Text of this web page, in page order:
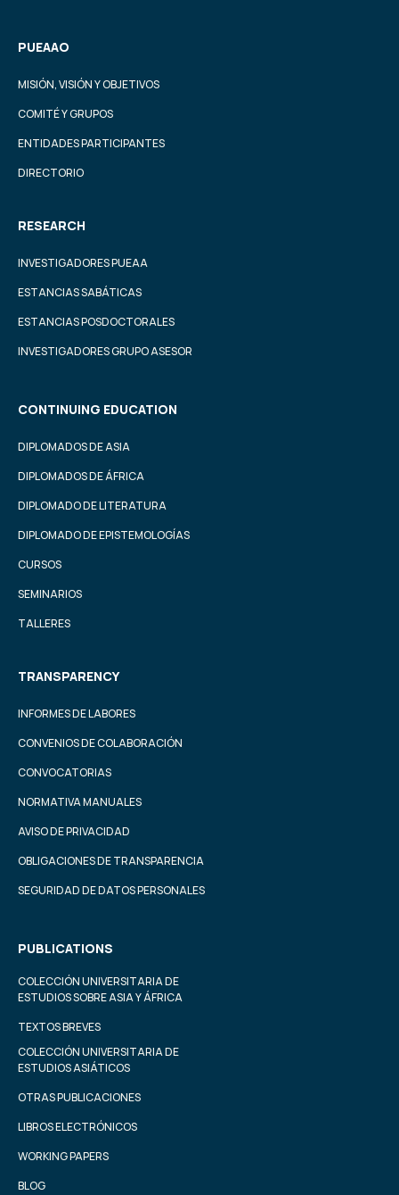
PUEAAO
MISIÓN, VISIÓN Y OBJETIVOS
COMITÉ Y GRUPOS
ENTIDADES PARTICIPANTES
DIRECTORIO
RESEARCH
INVESTIGADORES PUEAA
ESTANCIAS SABÁTICAS
ESTANCIAS POSDOCTORALES
INVESTIGADORES GRUPO ASESOR
CONTINUING EDUCATION
DIPLOMADOS DE ASIA
DIPLOMADOS DE ÁFRICA
DIPLOMADO DE LITERATURA
DIPLOMADO DE EPISTEMOLOGÍAS
CURSOS
SEMINARIOS
TALLERES
TRANSPARENCY
INFORMES DE LABORES
CONVENIOS DE COLABORACIÓN
CONVOCATORIAS
NORMATIVA MANUALES
AVISO DE PRIVACIDAD
OBLIGACIONES DE TRANSPARENCIA
SEGURIDAD DE DATOS PERSONALES
PUBLICATIONS
COLECCIÓN UNIVERSITARIA DE
ESTUDIOS SOBRE ASIA Y ÁFRICA
TEXTOS BREVES
COLECCIÓN UNIVERSITARIA DE
ESTUDIOS ASIÁTICOS
OTRAS PUBLICACIONES
LIBROS ELECTRÓNICOS
WORKING PAPERS
BLOG